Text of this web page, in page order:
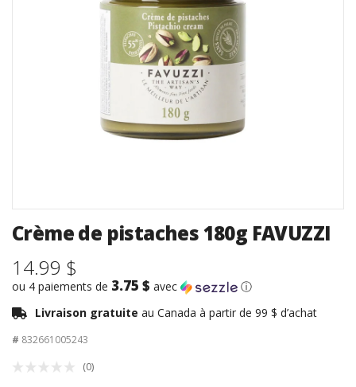
Crème de pistaches 180g FAVUZZI
14.99 $
ou 4 paiements de 3.75 $ avec
ⓘ
Livraison gratuite au Canada à partir de 99 $ d’achat
# 832661005243
(0)